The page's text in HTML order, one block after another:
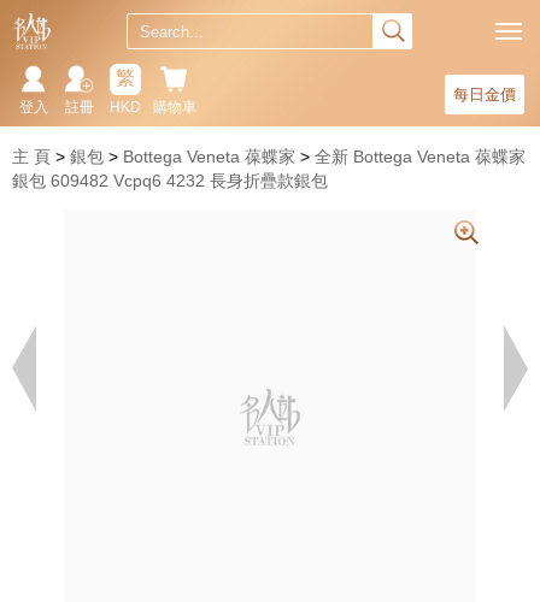
每日金價
購物車
繁
HKD
註冊
登入
主 頁 銀包 Bottega Veneta 葆蝶家
全新 Bottega Veneta 葆蝶家
銀包 609482 Vcpq6 4232 長身折疊款銀包